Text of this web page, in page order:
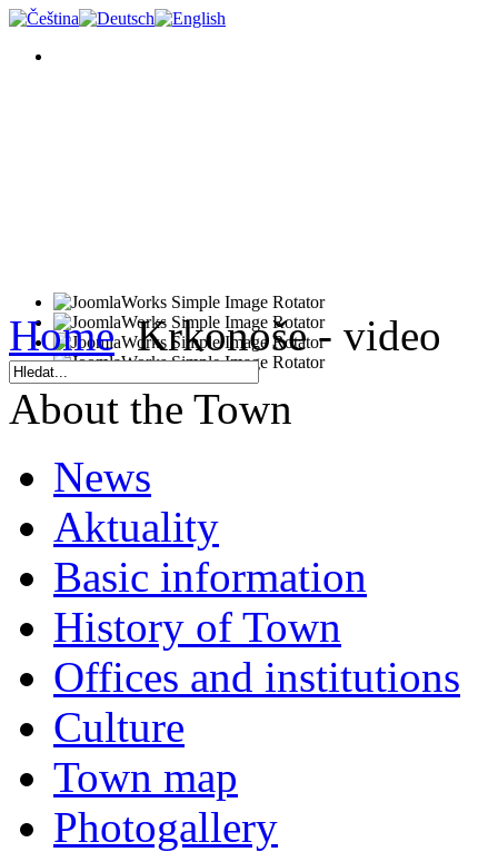
Home Krkonoše - video
About the Town
News
Aktuality
Basic information
History of Town
Offices and institutions
Culture
Town map
Photogallery